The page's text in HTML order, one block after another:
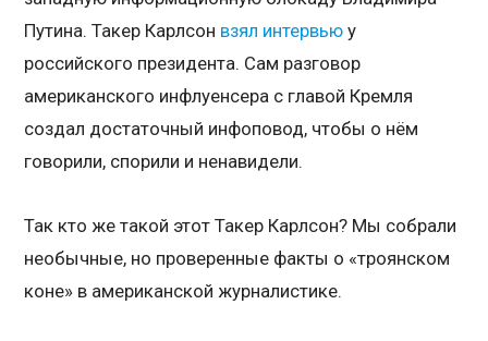
Путина. Такер Карлсон взял интервью у
российского президента. Сам разговор
американского инфлуенсера с главой Кремля
создал достаточный инфоповод, чтобы о нём
говорили, спорили и ненавидели.
Так кто же такой этот Такер Карлсон? Мы собрали
необычные, но проверенные факты о «троянском
коне» в американской журналистике.